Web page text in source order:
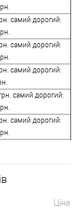
самий дорогий:
самий дорогий:
самий дорогий:
самий дорогий:
самий дорогий:
Ціна